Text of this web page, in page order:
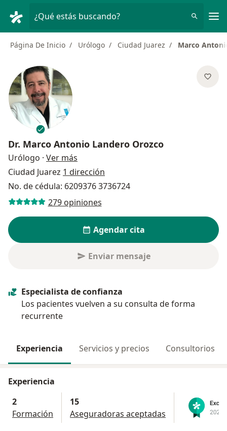
¿Qué estás buscando?
Página De Inicio Urólogo Ciudad Juarez Marco
Dr. Marco Antonio Landero Orozco
Urólogo · Ver más
Ciudad Juarez 1 dirección
No. de cédula: 6209376 3736724
279 opiniones
Agendar cita
Enviar mensaje
Especialista de confianza
Los pacientes vuelven a su consulta de forma
recurrente
Experiencia Servicios y precios Consultorios
Experiencia
2
Formación
15
Aseguradoras aceptadas